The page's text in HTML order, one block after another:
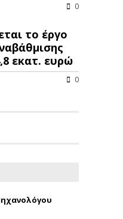
0
το έργο
εκατ. ευρώ
0